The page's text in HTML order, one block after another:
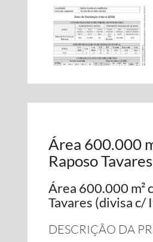
Área 600.000
Raposo
Área 600.000 m²
Tavares (divisa c/
DESCRIÇÃO DA